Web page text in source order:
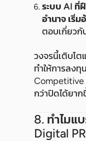
ระบบ AI ที่
อำนาจ เริ่
ตอบเกี่ยว
วงจรนี้เติบโต
ทำให้การลงทุ
Competitive
กว่าปิดได้ยาก
8. ทำไมแ
Digital